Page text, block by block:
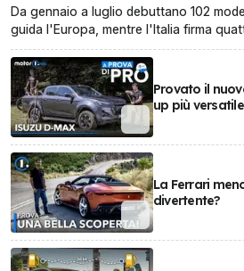
Da gennaio a luglio debuttano 102
guida l'Europa, mentre l'Italia firma
Provato il
up più
La Ferrari
divertente?